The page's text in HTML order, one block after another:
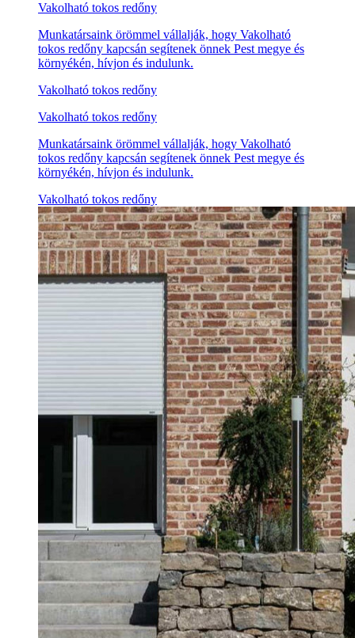
Vakolható tokos redőny
Munkatársaink örömmel vállalják, hogy Vakolható
tokos redőny kapcsán segítenek önnek Pest megye és
környékén, hívjon és indulunk.
Vakolható tokos redőny
Vakolható tokos redőny
Munkatársaink örömmel vállalják, hogy Vakolható
tokos redőny kapcsán segítenek önnek Pest megye és
környékén, hívjon és indulunk.
Vakolható tokos redőny